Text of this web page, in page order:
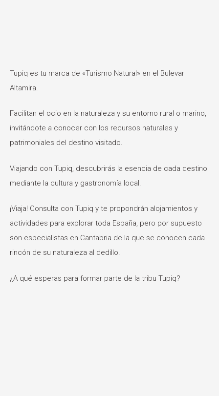
Tupiq es tu marca de «Turismo Natural» en el Bulevar
Altamira.
Facilitan el ocio en la naturaleza y su entorno rural o marino,
invitándote a conocer con los recursos naturales y
patrimoniales del destino visitado.
Viajando con Tupiq, descubrirás la esencia de cada destino
mediante la cultura y gastronomía local.
¡Viaja! Consulta con Tupiq y te propondrán alojamientos y
actividades para explorar toda España, pero por supuesto
son especialistas en Cantabria de la que se conocen cada
rincón de su naturaleza al dedillo.
¿A qué esperas para formar parte de la tribu Tupiq?